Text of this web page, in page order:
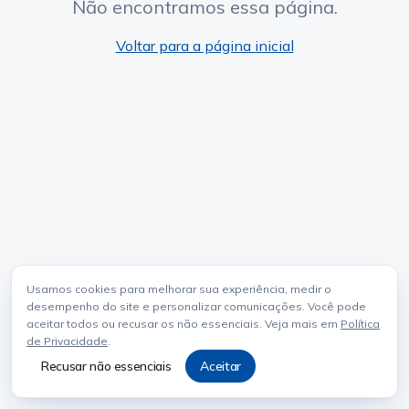
Usamos cookies para melhorar sua experiência, medir o
desempenho do site e personalizar comunicações. Você pode
aceitar todos ou recusar os não essenciais. Veja mais em Política
de Privacidade.
Recusar não essenciais Aceitar
Não encontramos essa página.
Voltar para a página inicial